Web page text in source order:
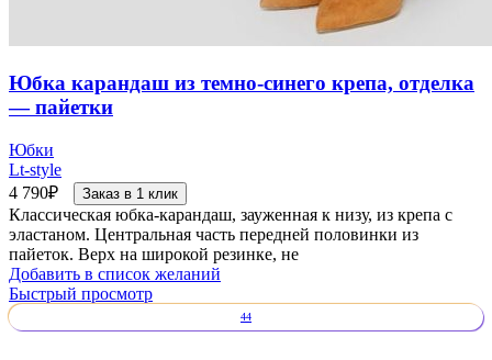
Юбка карандаш из темно-синего крепа, отделка
— пайетки
Юбки
Lt-style
4 790₽ Заказ в 1 клик
Классическая юбка-карандаш, зауженная к низу, из крепа с
эластаном. Центральная часть передней половинки из
пайеток. Верх на широкой резинке, не
Добавить в список желаний
Быстрый просмотр
44